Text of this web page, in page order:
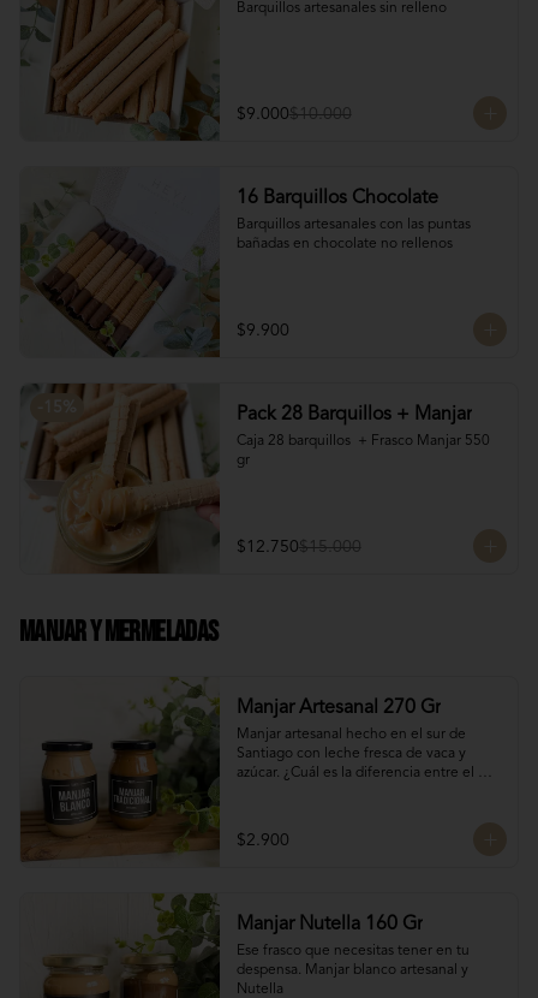
Barquillos artesanales sin relleno
$9.000$10.000
16 Barquillos Chocolate
Barquillos artesanales con las puntas
bañadas en chocolate no rellenos
$9.900
Pack 28 Barquillos + Manjar
Caja 28 barquillos  + Frasco Manjar 550
gr
$12.750$15.000
Manjar Y Mermeladas
Manjar Artesanal 270 Gr
Manjar artesanal hecho en el sur de
Santiago con leche fresca de vaca y
azúcar. ¿Cuál es la diferencia entre el
El manjar tradicional, al tener mayor
tiempo de cocción tiene un sabor más
duración pero esto a la vez hace que sea
un sabor más suave y artesanal, más de
casa.
$2.900
Manjar Nutella 160 Gr
Ese frasco que necesitas tener en tu
despensa. Manjar blanco artesanal y
Nutella